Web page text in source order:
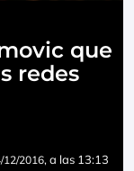
que
redes
12/2016, a las 13:13